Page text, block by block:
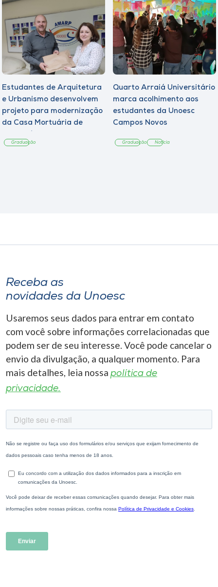
Estudantes de Arquitetura
e Urbanismo desenvolvem
projeto para modernização
da Casa Mortuária de
Graduação
Quarto Arraiá Universitário
marca acolhimento aos
estudantes da Unoesc
Campos Novos
Graduação Notícia
Receba as
novidades da Unoesc
Usaremos seus dados para entrar em contato
com você sobre informações correlacionadas que
podem ser de seu interesse. Você pode cancelar o
envio da divulgação, a qualquer momento. Para
mais detalhes, leia nossa política de
privacidade.